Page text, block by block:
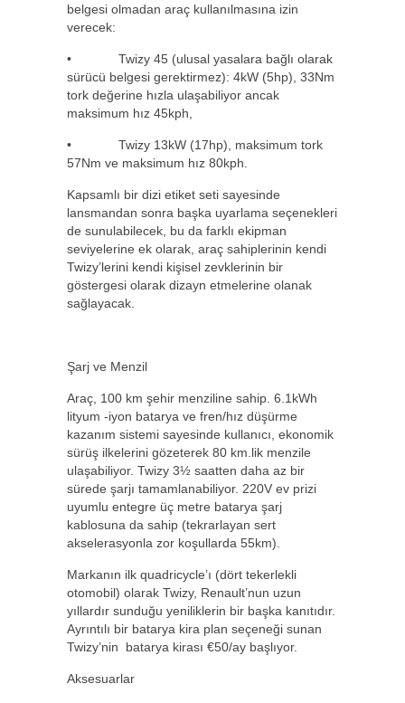
belgesi olmadan araç kullanılmasına izin
verecek:
• Twizy 45 (ulusal yasalara bağlı olarak
sürücü belgesi gerektirmez): 4kW (5hp), 33Nm
tork değerine hızla ulaşabiliyor ancak
maksimum hız 45kph,
• Twizy 13kW (17hp), maksimum tork
57Nm ve maksimum hız 80kph.
Kapsamlı bir dizi etiket seti sayesinde
lansmandan sonra başka uyarlama seçenekleri
de sunulabilecek, bu da farklı ekipman
seviyelerine ek olarak, araç sahiplerinin kendi
Twizy’lerini kendi kişisel zevklerinin bir
göstergesi olarak dizayn etmelerine olanak
sağlayacak.
Şarj ve Menzil
Araç, 100 km şehir menziline sahip. 6.1kWh
lityum -iyon batarya ve fren/hız düşürme
kazanım sistemi sayesinde kullanıcı, ekonomik
sürüş ilkelerini gözeterek 80 km.lik menzile
ulaşabiliyor. Twizy 3½ saatten daha az bir
sürede şarjı tamamlanabiliyor. 220V ev prizi
uyumlu entegre üç metre batarya şarj
kablosuna da sahip (tekrarlayan sert
akselerasyonla zor koşullarda 55km).
Markanın ilk quadricycle’ı (dört tekerlekli
otomobil) olarak Twizy, Renault’nun uzun
yıllardır sunduğu yeniliklerin bir başka kanıtıdır.
Ayrıntılı bir batarya kira plan seçeneği sunan
Twizy’nin batarya kirası €50/ay başlıyor.
Aksesuarlar